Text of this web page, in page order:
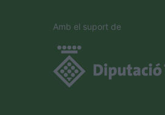
the
to
verify
that
you
Amb el suport de